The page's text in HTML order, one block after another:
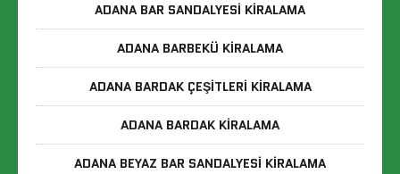
ADANA BAR SANDALYESI KIRALAMA
ADANA BARBEKÜ KIRALAMA
ADANA BARDAK ÇEŞITLERI KIRALAMA
ADANA BARDAK KIRALAMA
ADANA BEYAZ BAR SANDALYESI KIRALAMA